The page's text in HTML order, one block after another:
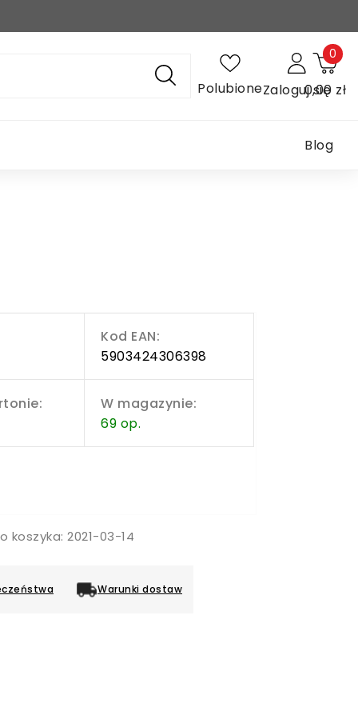
PolubioneZaloguj się
0,00 zł
0
Blog
Kod EAN:
5903424306398
W magazynie:
69 op.
2021-03-14
Warunki dostaw